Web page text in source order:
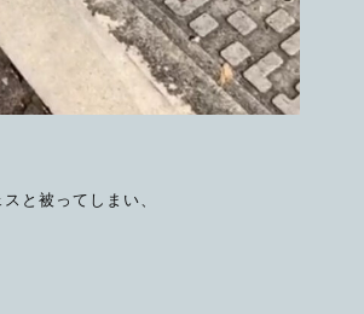
と被ってしまい、